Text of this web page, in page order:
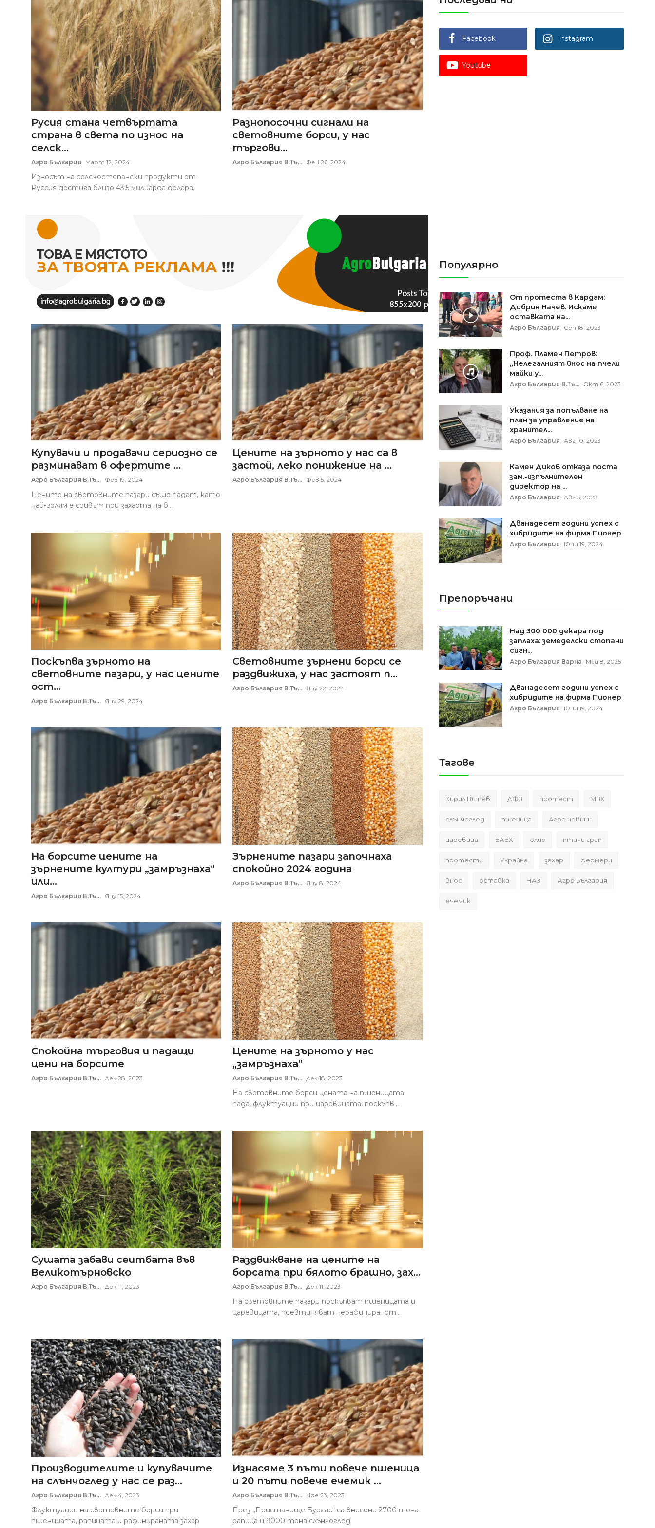
Русия стана четвъртата
страна в света по износ на
селск...
Агро България Март 12, 2024
Износът на селскостопански продукти от
Руссия достига близо 43,5 милиарда долара.
Разнопосочни сигнали на
световните борси, у нас
търгови...
Агро България В.Тъ... Фев 26, 2024
Купувачи и продавачи сериозно се
разминават в офертите ...
Агро България В.Тъ... Фев 19, 2024
Цените на световните пазари също падат, като
най-голям е сривът при захарта на б...
Цените на зърното у нас са в
застой, леко понижение на ...
Агро България В.Тъ... Фев 5, 2024
Поскъпва зърното на
световните пазари, у нас цените
ост...
Агро България В.Тъ... Яну 29, 2024
Световните зърнени борси се
раздвижиха, у нас застоят п...
Агро България В.Тъ... Яну 22, 2024
На борсите цените на
зърнените култури „замръзнаха“
или...
Агро България В.Тъ... Яну 15, 2024
Зърнените пазари започнаха
спокойно 2024 година
Агро България В.Тъ... Яну 8, 2024
Спокойна търговия и падащи
цени на борсите
Агро България В.Тъ... Дек 28, 2023
Цените на зърното у нас
„замръзнаха“
Агро България В.Тъ... Дек 18, 2023
На световните борси цената на пшеницата
пада, флуктуации при царевицата, поскъпв...
Сушата забави сеитбата във
Великотърновско
Агро България В.Тъ... Дек 11, 2023
Раздвижване на цените на
борсата при бялото брашно, зах...
Агро България В.Тъ... Дек 11, 2023
На световните пазари поскъпват пшеницата и
царевицата, поевтиняват нерафиниранот...
Производителите и купувачите
на слънчоглед у нас се раз...
Агро България В.Тъ... Дек 4, 2023
Флуктуации на световните борси при
пшеницата, рапицата и рафинираната захар
Изнасяме 3 пъти повече пшеница
и 20 пъти повече ечемик ...
Агро България В.Тъ... Ное 23, 2023
През „Пристанище Бургас“ са внесени 2700 тона
рапица и 9000 тона слънчоглед
Facebook Instagram
Youtube
Популярно
От протеста в Кардам:
Добрин Начев: Искаме
оставката на...
Агро България Сеп 18, 2023
Проф. Пламен Петров:
„Нелегалният внос на пчели
майки у...
Агро България В.Тъ... Окт 6, 2023
Указания за попълване на
план за управление на
хранител...
Агро България Авг 10, 2023
Камен Диков отказа поста
зам.-изпълнителен
директор на ...
Агро България Авг 5, 2023
Дванадесет години успех с
хибридите на фирма Пионер
Агро България Юни 19, 2024
Препоръчани
Над 300 000 декара под
заплаха: земеделски стопани
сигн...
Агро България Варна Май 8, 2025
Дванадесет години успех с
хибридите на фирма Пионер
Агро България Юни 19, 2024
Тагове
Кирил Вътев ДФЗ протест МЗХ
слънчоглед пшеница Агро новини
царевица БАБХ олио птичи грип
протести Украйна захар фермери
внос оставка НАЗ Агро България
ечемик